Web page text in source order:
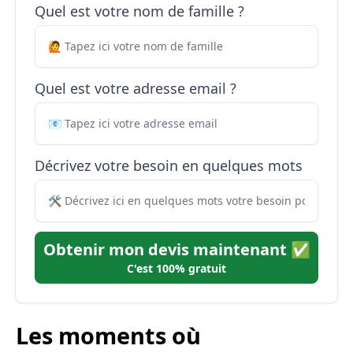
Quel est votre nom de famille ?
Quel est votre adresse email ?
Décrivez votre besoin en quelques mots
Obtenir mon devis maintenant ✅
C'est 100% gratuit
Les moments où